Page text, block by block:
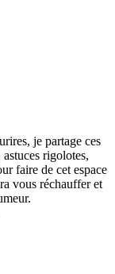
je partage ces
rigolotes,
faire de cet espace
vous réchauffer et